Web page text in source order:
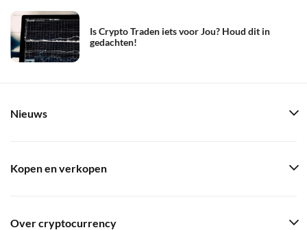
Is Crypto Traden iets voor Jou? Houd dit in
gedachten!
Nieuws
Kopen en verkopen
Over cryptocurrency